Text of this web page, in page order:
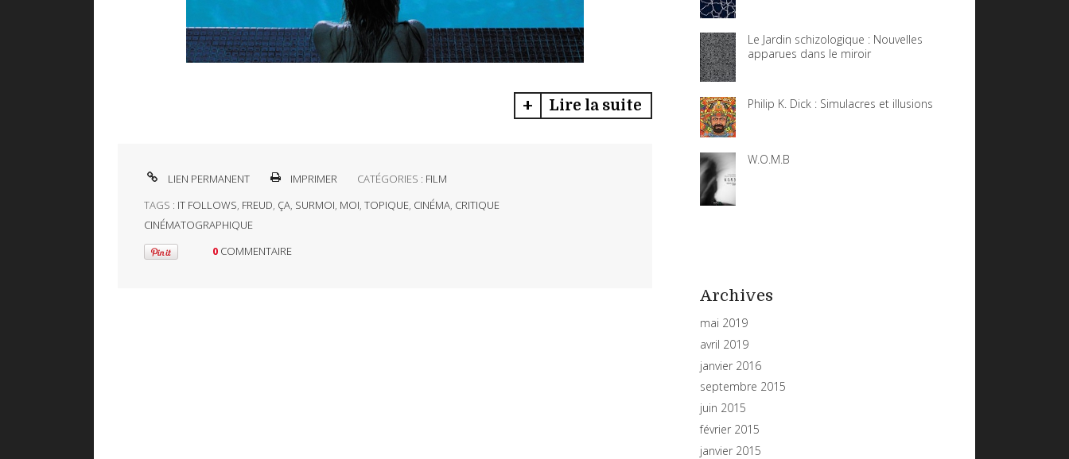
Lire la suite
LIEN PERMANENT IMPRIMER CATÉGORIES : FILM
TAGS : IT FOLLOWS, FREUD, ÇA, SURMOI, MOI, TOPIQUE, CINÉMA, CRITIQUE
CINÉMATOGRAPHIQUE
0 COMMENTAIRE
Le Jardin schizologique : Nouvelles
apparues dans le miroir
Philip K. Dick : Simulacres et illusions
W.O.M.B
Archives
mai 2019
avril 2019
janvier 2016
septembre 2015
juin 2015
février 2015
janvier 2015